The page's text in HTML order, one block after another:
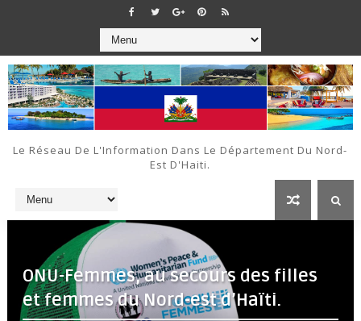
Le Réseau De L'Information Dans Le Département Du Nord-
Est D'Haiti.
ONU-Femmes, au secours des filles
et femmes du Nord-est d’Haïti.